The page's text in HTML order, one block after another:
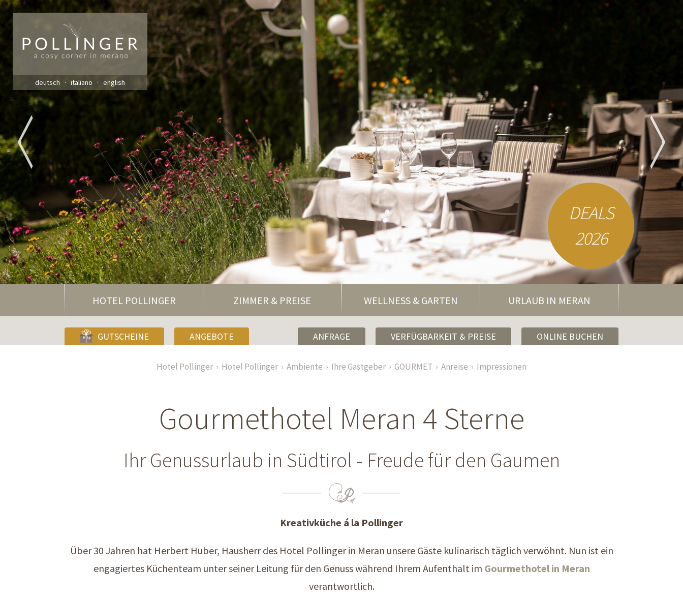
deutsch italiano english
DEALS
2026
HOTEL POLLINGER ZIMMER & PREISE WELLNESS & GARTEN URLAUB IN MERAN
GUTSCHEINE ANGEBOTE ONLINE BUCHEN
VERFÜGBARKEIT & PREISE
ANFRAGE
Hotel Pollinger Hotel Pollinger Ambiente Ihre Gastgeber GOURMET Anreise Impressionen
Gourmethotel Meran 4 Sterne
Ihr Genussurlaub in Südtirol - Freude für den Gaumen
Kreativküche á la Pollinger
Über 30 Jahren hat Herbert Huber, Hausherr des Hotel Pollinger in Meran unsere Gäste kulinarisch täglich verwöhnt. Nun ist ein
engagiertes Küchenteam unter seiner Leitung für den Genuss während Ihrem Aufenthalt im Gourmethotel in Meran
verantwortlich.